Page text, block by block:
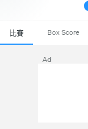
比賽 Box Score
Ad